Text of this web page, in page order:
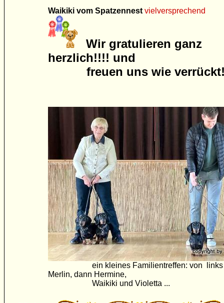
Waikiki vom Spatzennest vielversprechend
Wir gratulieren ganz
herzlich!!!! und
freuen uns wie
ein kleines Familientreffen: von
Merlin, dann Hermine,
Waikiki und Violetta ...